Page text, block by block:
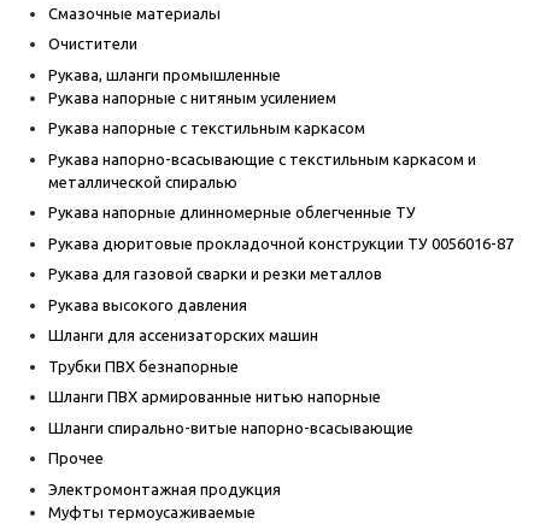
Смазочные материалы
Очистители
Рукава, шланги промышленные
Рукава напорные с нитяным усилением
Рукава напорные с текстильным каркасом
Рукава напорно-всасывающие с текстильным каркасом и
металлической спиралью
Рукава напорные длинномерные облегченные ТУ
Рукава дюритовые прокладочной конструкции ТУ 0056016-87
Рукава для газовой сварки и резки металлов
Рукава высокого давления
Шланги для ассенизаторских машин
Трубки ПВХ безнапорные
Шланги ПВХ армированные нитью напорные
Шланги спирально-витые напорно-всасывающие
Прочее
Электромонтажная продукция
Муфты термоусаживаемые